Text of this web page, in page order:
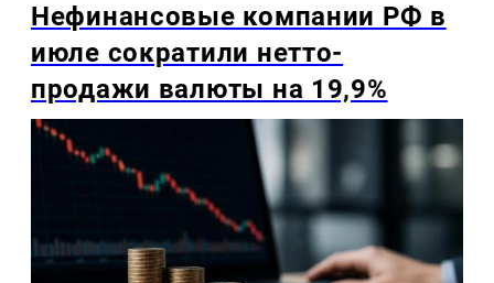
Нефинансовые компании РФ в
июле сократили нетто-
продажи валюты на 19,9%